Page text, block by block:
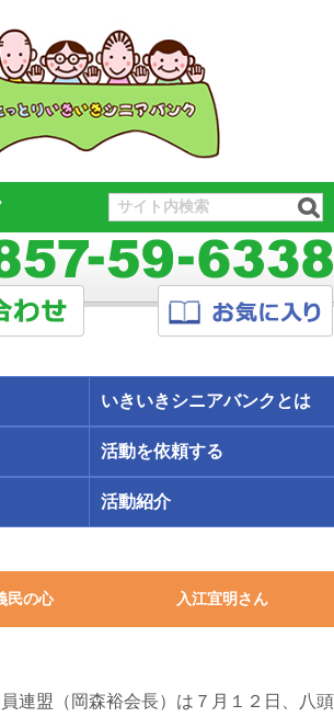
いきいきシニアバンクとは
活動を依頼する
活動紹介
る義民の心 入江宜明さん
連盟（岡森裕会長）は７月１２日、八頭